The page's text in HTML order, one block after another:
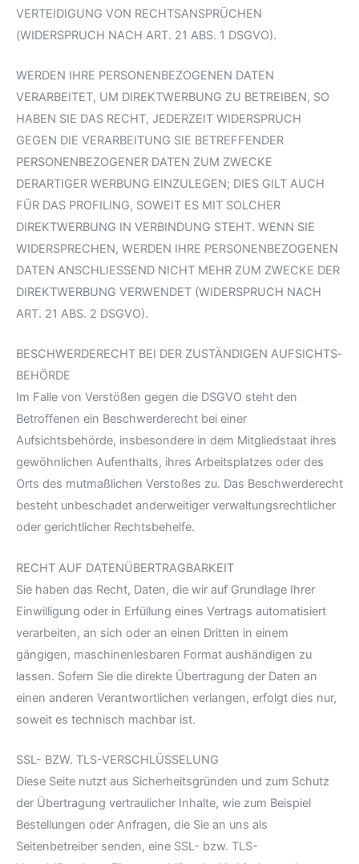
VERTEIDIGUNG VON RECHTSANSPRÜCHEN
(WIDERSPRUCH NACH ART. 21 ABS. 1 DSGVO).
WERDEN IHRE PERSONENBEZOGENEN DATEN
VERARBEITET, UM DIREKTWERBUNG ZU BETREIBEN, SO
HABEN SIE DAS RECHT, JEDERZEIT WIDERSPRUCH
GEGEN DIE VERARBEITUNG SIE BETREFFENDER
PERSONENBEZOGENER DATEN ZUM ZWECKE
DERARTIGER WERBUNG EINZULEGEN; DIES GILT AUCH
FÜR DAS PROFILING, SOWEIT ES MIT SOLCHER
DIREKTWERBUNG IN VERBINDUNG STEHT. WENN SIE
WIDERSPRECHEN, WERDEN IHRE PERSONENBEZOGENEN
DATEN ANSCHLIESSEND NICHT MEHR ZUM ZWECKE DER
DIREKTWERBUNG VERWENDET (WIDERSPRUCH NACH
ART. 21 ABS. 2 DSGVO).
BESCHWERDE­RECHT BEI DER ZUSTÄNDIGEN AUFSICHTS­
BEHÖRDE
Im Falle von Verstößen gegen die DSGVO steht den
Betroffenen ein Beschwerderecht bei einer
Aufsichtsbehörde, insbesondere in dem Mitgliedstaat ihres
gewöhnlichen Aufenthalts, ihres Arbeitsplatzes oder des
Orts des mutmaßlichen Verstoßes zu. Das Beschwerderecht
besteht unbeschadet anderweitiger verwaltungsrechtlicher
oder gerichtlicher Rechtsbehelfe.
RECHT AUF DATEN­ÜBERTRAG­BARKEIT
Sie haben das Recht, Daten, die wir auf Grundlage Ihrer
Einwilligung oder in Erfüllung eines Vertrags automatisiert
verarbeiten, an sich oder an einen Dritten in einem
gängigen, maschinenlesbaren Format aushändigen zu
lassen. Sofern Sie die direkte Übertragung der Daten an
einen anderen Verantwortlichen verlangen, erfolgt dies nur,
soweit es technisch machbar ist.
SSL- BZW. TLS-VERSCHLÜSSELUNG
Diese Seite nutzt aus Sicherheitsgründen und zum Schutz
der Übertragung vertraulicher Inhalte, wie zum Beispiel
Bestellungen oder Anfragen, die Sie an uns als
Seitenbetreiber senden, eine SSL- bzw. TLS-